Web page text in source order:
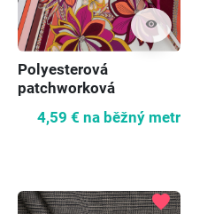
visibility
Polyesterová
patchworková
4,59 € na běžný metr
favorite